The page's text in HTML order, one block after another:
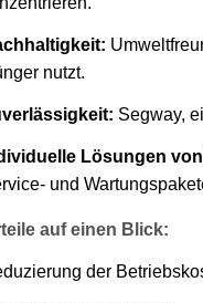
nutzt.
Segway,
Lösungen
und
auf einen Blick:
der